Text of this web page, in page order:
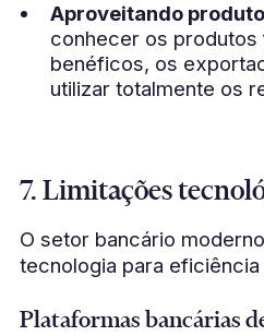
Aproveitando
conhecer os produtos
benéficos, os
utilizar totalmente os
7. Limitações
O setor bancário
tecnologia para eficiência
Plataformas bancárias